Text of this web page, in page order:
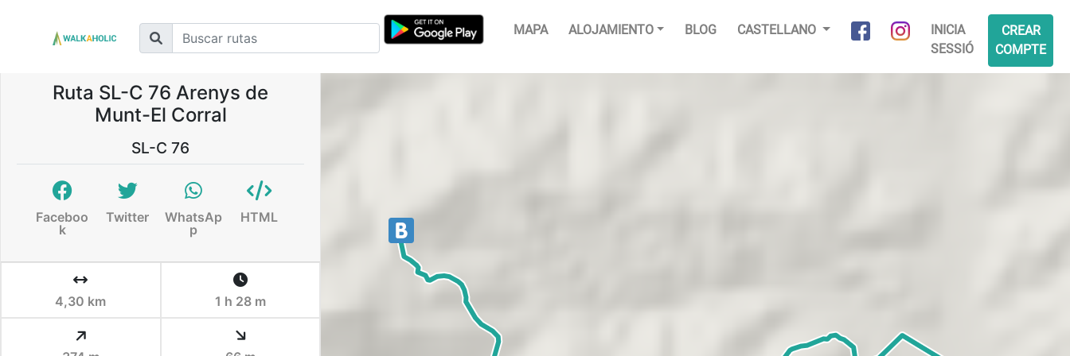
MAPA ALOJAMIENTO BLOG CASTELLANO
INICIA
SESSIÓ
CREAR
COMPTE
Ruta SL-C 76 Arenys de
Munt-El Corral
SL-C 76
Faceboo
k
Twitter
WhatsAp
p
HTML
4,30 km 1 h 28 m